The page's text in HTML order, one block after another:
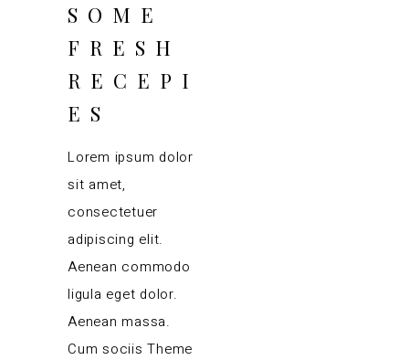
SOME
FRESH
RECEPI
ES
Lorem ipsum dolor
sit amet,
consectetuer
adipiscing elit.
Aenean commodo
ligula eget dolor.
Aenean massa.
Cum sociis Theme